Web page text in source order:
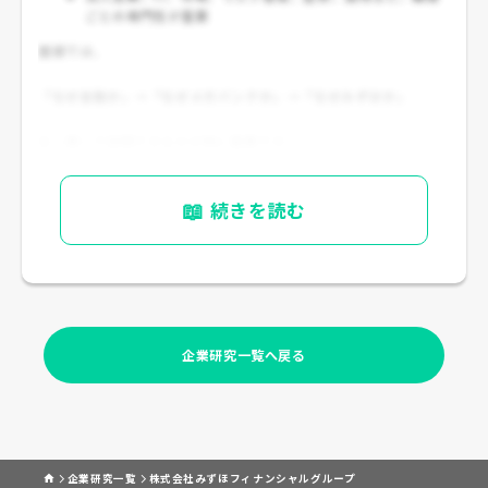
ごとの専門性が重要
面接では、
📖 続きを読む
企業研究一覧へ戻る
企業研究一覧 株式会社みずほフィナンシャルグループ